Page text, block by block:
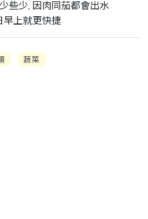
些少, 因肉同茄都會出水
早上就更快捷
蔬菜